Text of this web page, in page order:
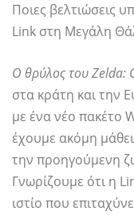
Ποιες βελτιώσεις
Link στη Μεγάλη
Ο θρύλος του Zelda:
στα κράτη και την
με ένα νέο πακέτο
έχουμε ακόμη
την προηγούμενη
Γνωρίζουμε ότι η
ιστίο που